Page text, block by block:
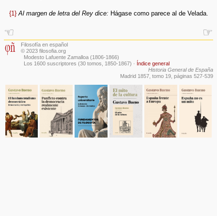
{1} Al margen de letra del Rey dice: Hágase como parece al de Velada.
☜ ☞
Filosofía en español
© 2023 filosofia.org
Modesto Lafuente Zamalloa (1806-1866)
Los 1600 suscriptores (30 tomos, 1850-1867) · Índice general
Historia General de España
Madrid 1857, tomo 19, páginas 527-539